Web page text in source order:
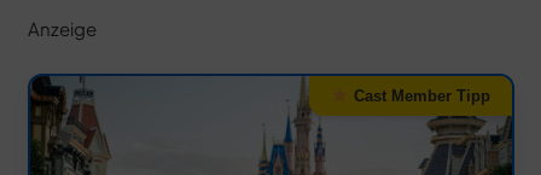
Anzeige
Cast Member Tipp